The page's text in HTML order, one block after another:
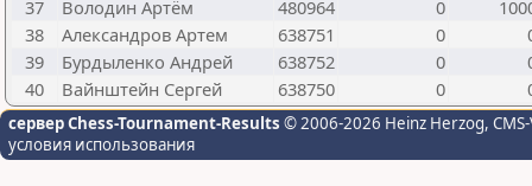
37 Володин Артём 480964 0
38
Александров Артем 638751 0
39
Бурдыленко Андрей 638752 0
40
Вайнштейн Сергей 638750 0
сервер Chess-Tournament-Results © 2006-2026 Heinz Herzog,
условия использования